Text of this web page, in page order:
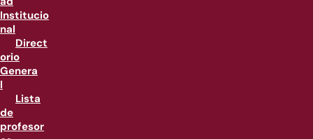
Institucio
nal
Direct
orio
Genera
l
Lista
de
profesor